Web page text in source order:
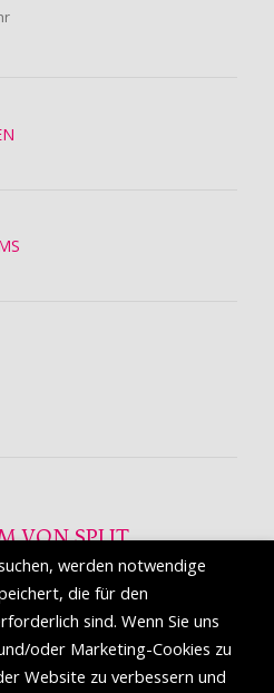
VON SPLIT
Einkaufsziel mit
und einer Reihe von
Mal in Split erscheinen.
werden notwendige
die für den
sind. Wenn Sie uns
oder Marketing-Cookies zu
Website zu verbessern und